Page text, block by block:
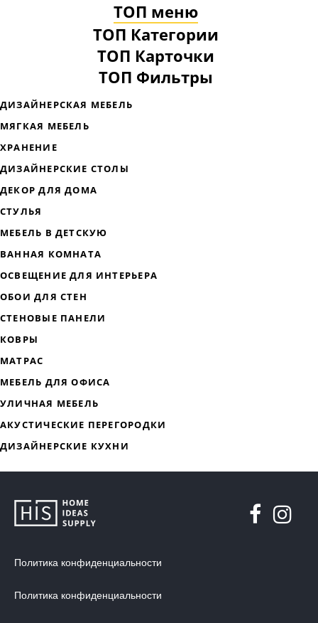
ТОП меню
ТОП Категории
ТОП Карточки
ТОП Фильтры
ДИЗАЙНЕРСКАЯ МЕБЕЛЬ
ДЕКОР ДЛЯ ДОМА
Политика конфиденциальности
Политика конфиденциальности